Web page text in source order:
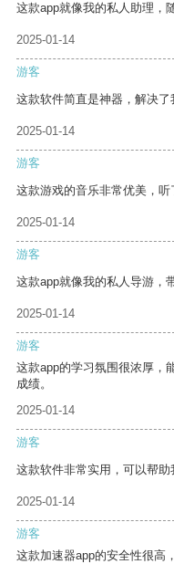
这款app就像我的私人助理，
2025-01-14
游客
这款软件简直是神器，解决了
2025-01-14
游客
这款游戏的音乐非常优美，听
2025-01-14
游客
这款app就像我的私人导游，
2025-01-14
游客
这款app的学习氛围很浓厚，
成绩。
2025-01-14
游客
这款软件非常实用，可以帮助
2025-01-14
游客
这款加速器app的安全性很高